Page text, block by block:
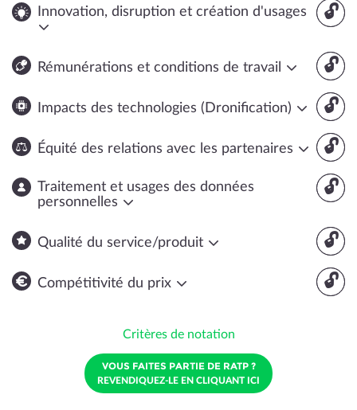
🔓
Innovation, disruption et création d'usages
🔓
Rémunérations et conditions de travail
🔓
Impacts des technologies (Dronification)
🔓
Équité des relations avec les partenaires
🔓
Traitement et usages des données
personnelles
🔓
Qualité du service/produit
🔓
Compétitivité du prix
Critères de notation
VOUS FAITES PARTIE DE RATP ?
REVENDIQUEZ-LE EN CLIQUANT ICI